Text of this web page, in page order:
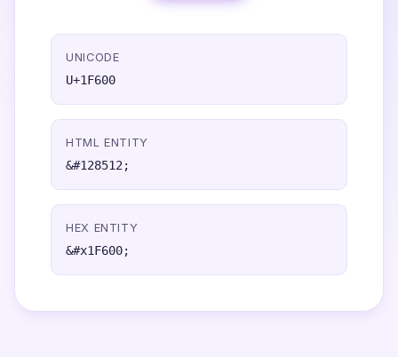
UNICODE
U+1F600
HTML ENTITY
&#128512;
HEX ENTITY
&#x1F600;